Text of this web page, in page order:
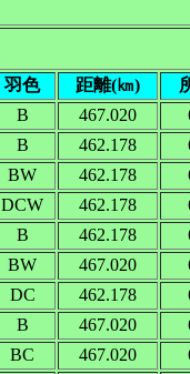
羽色 距離(㎞)
B 467.020
B 462.178
BW 462.178
DCW 462.178
B 462.178
BW 467.020
DC 462.178
B 467.020
BC 467.020